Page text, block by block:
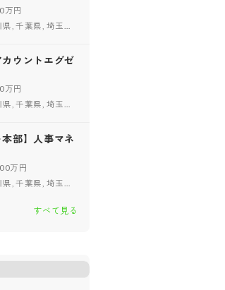
万円
カウントエグゼ
万円
本部】人事マネ
万円
すべて見る